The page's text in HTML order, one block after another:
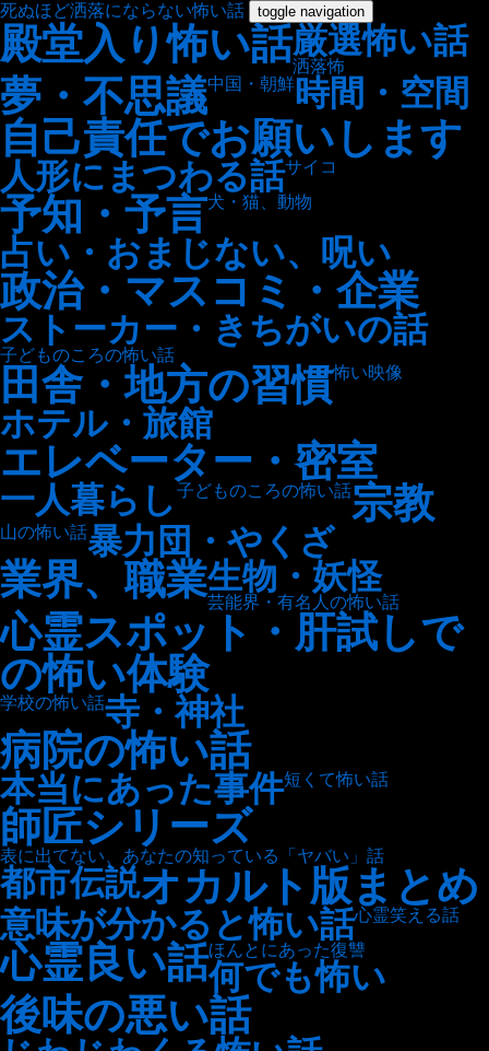
死ぬほど洒落にならない怖い話 toggle navigation
殿堂入り怖い話厳選怖い話
洒落怖
夢・不思議中国・朝鮮 時間・空間
自己責任でお願いします
人形にまつわる話サイコ
予知・予言犬・猫、動物
占い・おまじない、呪い
政治・マスコミ・企業
ストーカー・きちがいの話
子どものころの怖い話
田舎・地方の習慣怖い映像
ホテル・旅館
エレベーター・密室
一人暮らし 子どものころの怖い話宗教
山の怖い話暴力団・やくざ
業界、職業生物・妖怪
芸能界・有名人の怖い話
心霊スポット・肝試しで
の怖い体験
学校の怖い話寺・神社
病院の怖い話
本当にあった事件短くて怖い話
師匠シリーズ
表に出てない、あなたの知っている「ヤバい」話
都市伝説オカルト版まとめ
意味が分かると怖い話心霊笑える話
心霊良い話ほんとにあった復讐
何でも怖い
後味の悪い話